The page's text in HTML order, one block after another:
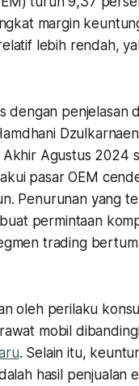
margin
lebih rendah,
dengan penjelasan
Agustus 2024
pasar OEM
Penurunan yang
permintaan
trading
oleh perilaku
mobil
. Selain itu,
hasil penjualan